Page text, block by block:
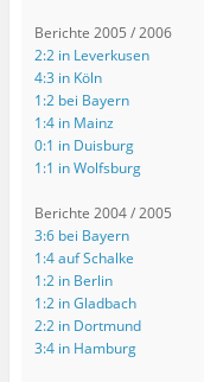
Berichte 2005 / 2006
2:2 in Leverkusen
4:3 in Köln
1:2 bei Bayern
1:4 in Mainz
0:1 in Duisburg
1:1 in Wolfsburg
Berichte 2004 / 2005
3:6 bei Bayern
1:4 auf Schalke
1:2 in Berlin
1:2 in Gladbach
2:2 in Dortmund
3:4 in Hamburg